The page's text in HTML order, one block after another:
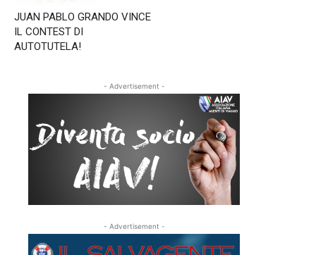
JUAN PABLO GRANDO VINCE
IL CONTEST DI
AUTOTUTELA!
- Advertisement -
- Advertisement -